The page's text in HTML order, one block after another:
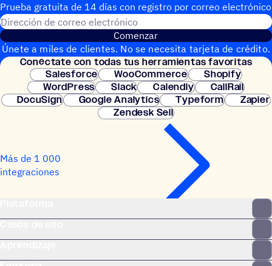
Prueba gratuita de 14 días con regis­tro por correo electrónico
Dirección de correo electrónico
Comenzar
Únete a miles de clientes. No se necesita tarjeta de crédito.
Configuración instantánea.
Conéc­tate con todas tus herramientas favoritas
Salesforce
WooCommerce
Shopify
WordPress
Slack Calendly
CallRail
DocuSign
Google Analytics Typeform
Zapier
Zendesk Sell
Más de 1 000
integraciones